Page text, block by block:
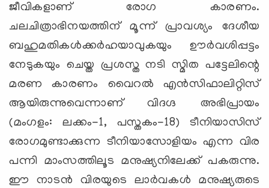
ജീവികളാണ് രോഗ കാരണം.
ചലചിത്രാഭിനയത്തിന് മൂന്ന് പ്രാവശ്യം ദേശീയ
ബഹുമതികള്‍ക്കര്‍ഹയാവുകയും ഊര്‍വശിപ്പട്ടം
നേടുകയും ചെയ്ത പ്രശസ്ത നടി സ്മിത പട്ടേലിന്റെ
മരണ കാരണം വൈറല്‍ എന്‍സിഫാലിറ്റിസ്
ആയിരുന്നുവെന്നാണ് വിദഗ്ദ അഭിപ്രായം
(മംഗളം: ലക്കം-1, പസ്തകം-18) ടീനിയാസിസ്
രോഗമുണ്ടാക്കുന്ന ടീനിയാസോളിയം എന്ന വിര
പന്നി മാംസത്തിലൂട മനുഷ്യനിലേക്ക് പകരുന്നു.
ഈ നാടന്‍ വിരയുടെ ലാര്‍വകള്‍ മനുഷ്യരുടെ